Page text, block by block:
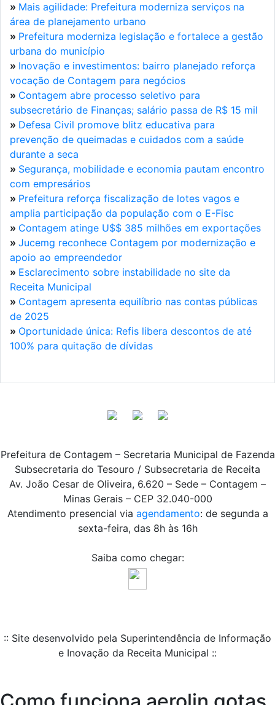
» Mais agilidade: Prefeitura moderniza serviços na
área de planejamento urbano
» Prefeitura moderniza legislação e fortalece a gestão
urbana do município
» Inovação e investimentos: bairro planejado reforça
vocação de Contagem para negócios
» Contagem abre processo seletivo para
subsecretário de Finanças; salário passa de R$ 15 mil
» Defesa Civil promove blitz educativa para
prevenção de queimadas e cuidados com a saúde
durante a seca
» Segurança, mobilidade e economia pautam encontro
com empresários
» Prefeitura reforça fiscalização de lotes vagos e
amplia participação da população com o E-Fisc
» Contagem atinge U$$ 385 milhões em exportações
» Jucemg reconhece Contagem por modernização e
apoio ao empreendedor
» Esclarecimento sobre instabilidade no site da
Receita Municipal
» Contagem apresenta equilíbrio nas contas públicas
de 2025
» Oportunidade única: Refis libera descontos de até
100% para quitação de dívidas
Prefeitura de Contagem – Secretaria Municipal de Fazenda
Subsecretaria do Tesouro / Subsecretaria de Receita
Av. João Cesar de Oliveira, 6.620 – Sede – Contagem –
Minas Gerais – CEP 32.040-000
Atendimento presencial via agendamento: de segunda a
sexta-feira, das 8h às 16h
Saiba como chegar:
:: Site desenvolvido pela Superintendência de Informação
e Inovação da Receita Municipal ::